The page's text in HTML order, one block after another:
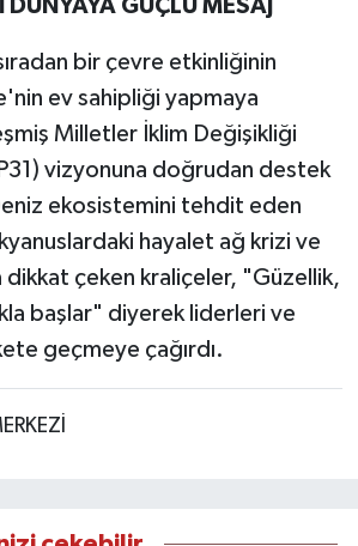
GÜÇLÜ MESAJ
bir çevre etkinliğinin
ev sahipliği yapmaya
Milletler İklim Değişikliği
vizyonuna doğrudan destek
ekosistemini tehdit eden
hayalet ağ krizi ve
dikkat çeken kraliçeler, "Güzellik,
başlar" diyerek liderleri ve
geçmeye çağırdı.